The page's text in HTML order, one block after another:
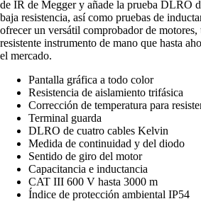
de IR de Megger y añade la prueba DLRO
baja resistencia, así como pruebas de
ofrecer un versátil comprobador de
resistente instrumento de mano que hasta
el mercado.
Pantalla gráfica a todo color
Resistencia de aislamiento trifásica
Corrección de temperatura para
Terminal guarda
DLRO de cuatro cables Kelvin
Medida de continuidad y del diodo
Sentido de giro del motor
Capacitancia e inductancia
CAT III 600 V hasta 3000 m
Índice de protección ambiental IP54